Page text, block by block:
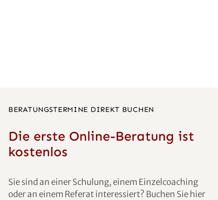
BERATUNGSTERMINE DIREKT BUCHEN
Die erste Online-Beratung ist
kostenlos
Sie sind an einer Schulung, einem Einzelcoaching
oder an einem Referat interessiert? Buchen Sie hier